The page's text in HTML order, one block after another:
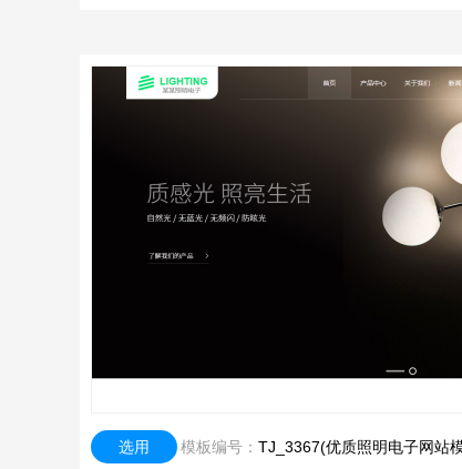
选用 模板编号： TJ_3367(优质照明电子网站